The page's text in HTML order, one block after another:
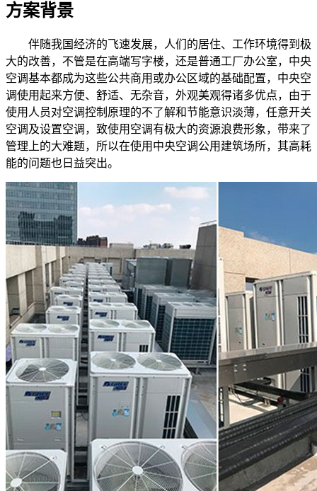
方案背景
伴随我国经济的飞速发展，人们的居住、工作环境得到极
大的改善，不管是在高端写字楼，还是普通工厂办公室，中央
空调基本都成为这些公共商用或办公区域的基础配置，中央空
调使用起来方便、舒适、无杂音，外观美观得诸多优点，由于
使用人员对空调控制原理的不了解和节能意识淡薄，任意开关
空调及设置空调，致使用空调有极大的资源浪费形象，带来了
管理上的大难题，所以在使用中央空调公用建筑场所，其高耗
能的问题也日益突出。